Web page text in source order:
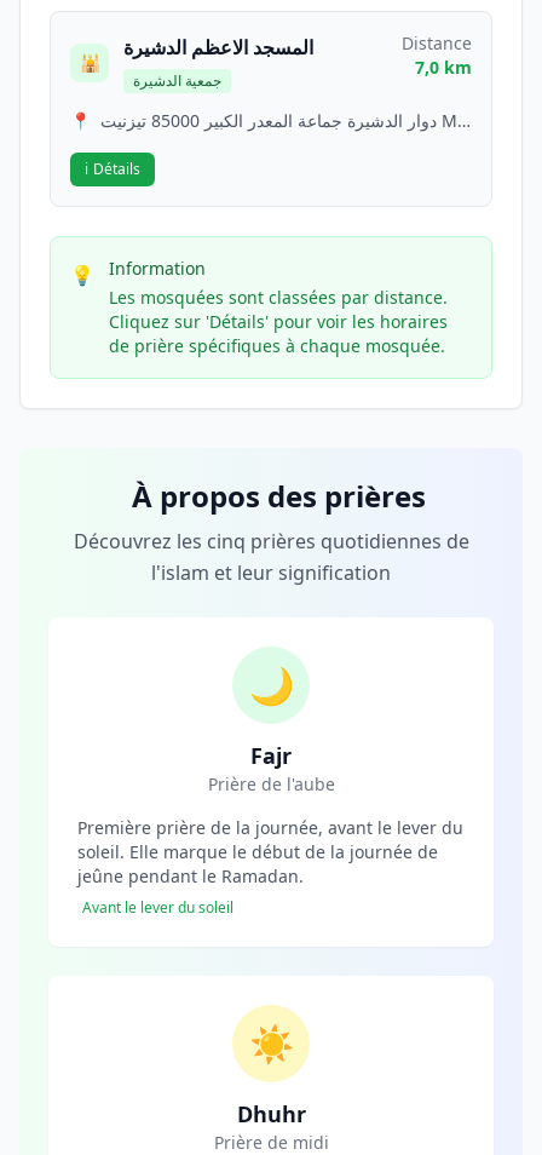
🕌
المسجد الاعظم الدشيرة
جمعية الدشيرة
Distance
7,0 km
📍 دوار الدشيرة جماعة المعدر الكبير 85000 تيزنيت Morocco
ℹ️ Détails
💡
Information
Les mosquées sont classées par distance.
Cliquez sur 'Détails' pour voir les horaires
de prière spécifiques à chaque mosquée.
À propos des prières
Découvrez les cinq prières quotidiennes de
l'islam et leur signification
🌙
Fajr
Prière de l'aube
Première prière de la journée, avant le lever du
soleil. Elle marque le début de la journée de
jeûne pendant le Ramadan.
Avant le lever du soleil
☀️
Dhuhr
Prière de midi